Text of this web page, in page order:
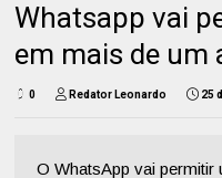
Whatsapp vai
em mais de um
0 Redator Leonardo 25
O WhatsApp vai